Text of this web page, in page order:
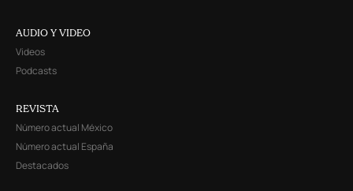
AUDIO Y VIDEO
Videos
Podcasts
REVISTA
Número actual México
Número actual España
Destacados